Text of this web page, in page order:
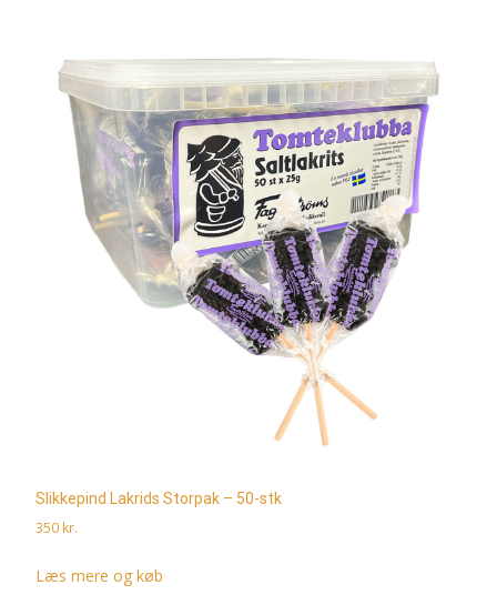
Slikkepind Lakrids Storpak – 50-stk
350 kr.
Læs mere og køb